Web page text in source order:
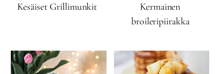
Kesäiset Grillimunkit
Kermainen
broileripiirakka